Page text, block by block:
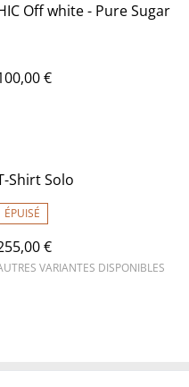
Off white - Pure Sugar
€
Shirt Solo
ÉPUISÉ
€
VARIANTES DISPONIBLES